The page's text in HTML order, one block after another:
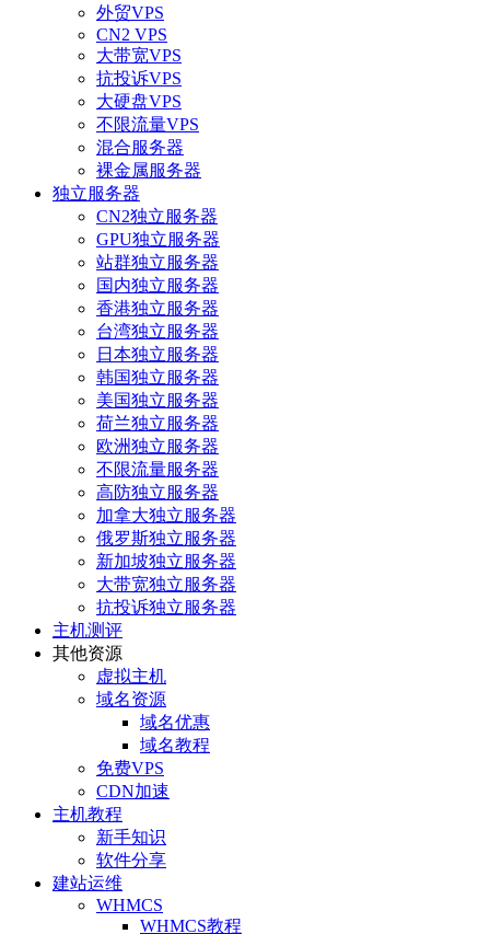
外贸VPS
CN2 VPS
大带宽VPS
抗投诉VPS
大硬盘VPS
不限流量VPS
混合服务器
裸金属服务器
独立服务器
CN2独立服务器
GPU独立服务器
站群独立服务器
国内独立服务器
香港独立服务器
台湾独立服务器
日本独立服务器
韩国独立服务器
美国独立服务器
荷兰独立服务器
欧洲独立服务器
不限流量服务器
高防独立服务器
加拿大独立服务器
俄罗斯独立服务器
新加坡独立服务器
大带宽独立服务器
抗投诉独立服务器
主机测评
其他资源
虚拟主机
域名资源
域名优惠
域名教程
免费VPS
CDN加速
主机教程
新手知识
软件分享
建站运维
WHMCS
WHMCS教程